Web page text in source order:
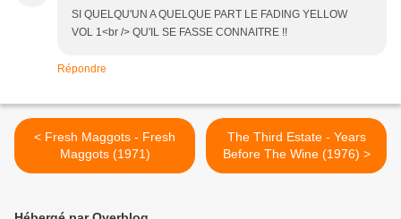
SI QUELQU'UN A QUELQUE PART LE FADING YELLOW
VOL 1<br /> QU'IL SE FASSE CONNAITRE !!
Répondre
< Fresh Maggots - Fresh
Maggots (1971)
The Third Estate - Years
Before The Wine (1976) >